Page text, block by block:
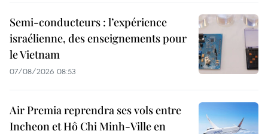
Semi-conducteurs : l’expérience
israélienne, des enseignements pour
le Vietnam
07/08/2026 08:53
Air Premia reprendra ses vols entre
Incheon et Hô Chi Minh-Ville en